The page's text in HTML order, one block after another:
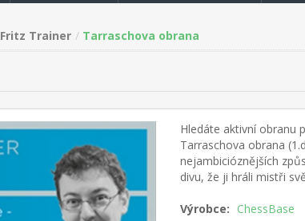
Fritz Trainer Tarraschova obrana
Hledáte aktivní obranu
Tarraschova obrana
nejambicióznějších
divu, že ji hráli mistři
Výrobce: ChessBase